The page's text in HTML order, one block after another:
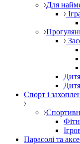
Для
Спорт і
Парасолі та